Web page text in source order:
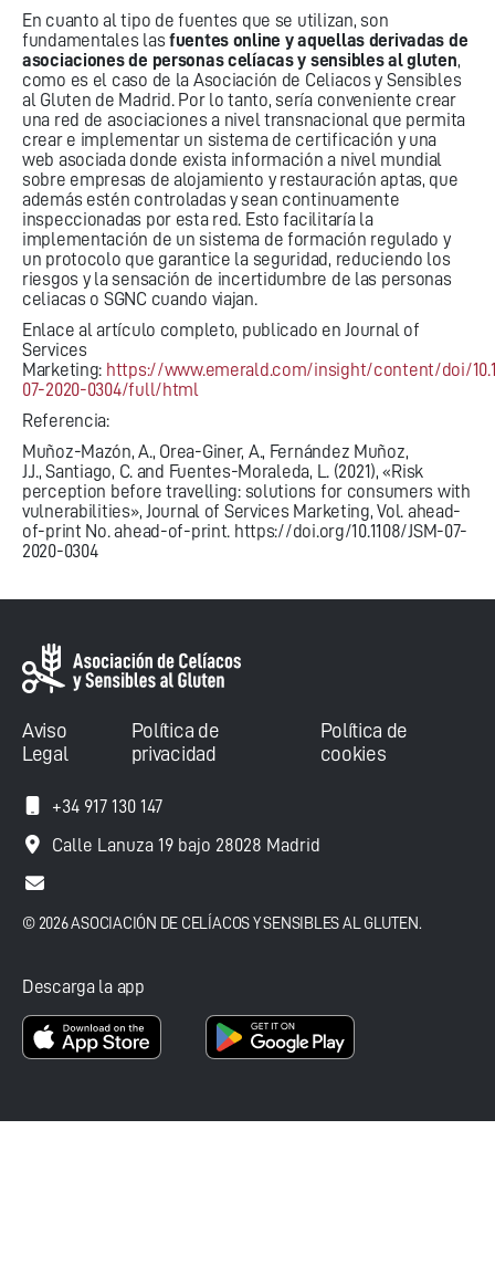
En cuanto al tipo de fuentes que se utilizan, son
fundamentales lasfuentes online y aquellas derivadas de
asociaciones de personas celíacas y sensibles al gluten,
como es el caso de la Asociación de Celiacos y Sensibles
al Gluten de Madrid. Por lo tanto, sería conveniente crear
una red de asociaciones a nivel transnacional que permita
crear e implementar un sistema de certificación y una
web asociada donde exista información a nivel mundial
sobre empresas de alojamiento y restauración aptas, que
además estén controladas y sean continuamente
inspeccionadas por esta red. Esto facilitaría la
implementación de un sistema de formación regulado y
un protocolo que garantice la seguridad, reduciendo los
riesgos y la sensación de incertidumbre de las personas
celiacas o SGNC cuando viajan.
Enlace al artículo completo, publicado en Journal of
Services
Marketing: https://www.emerald.com/insight/content/doi/
07-2020-0304/full/html
Referencia:
Muñoz-Mazón, A., Orea-Giner, A., Fernández Muñoz,
J.J., Santiago, C. and Fuentes-Moraleda, L. (2021), «Risk
perception before travelling: solutions for consumers with
vulnerabilities», Journal of Services Marketing, Vol. ahead-
of-print No. ahead-of-print. https://doi.org/10.1108/JSM-07-
2020-0304
Aviso
Legal
Política de
privacidad
Política de
cookies
+34 917 130 147
Calle Lanuza 19 bajo 28028 Madrid
© 2026 ASOCIACIÓN DE CELÍACOS Y SENSIBLES AL GLUTEN.
Descarga la app